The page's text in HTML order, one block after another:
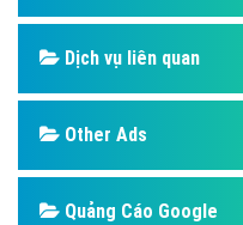
Dịch vụ liên quan
Other Ads
Quảng Cáo Google